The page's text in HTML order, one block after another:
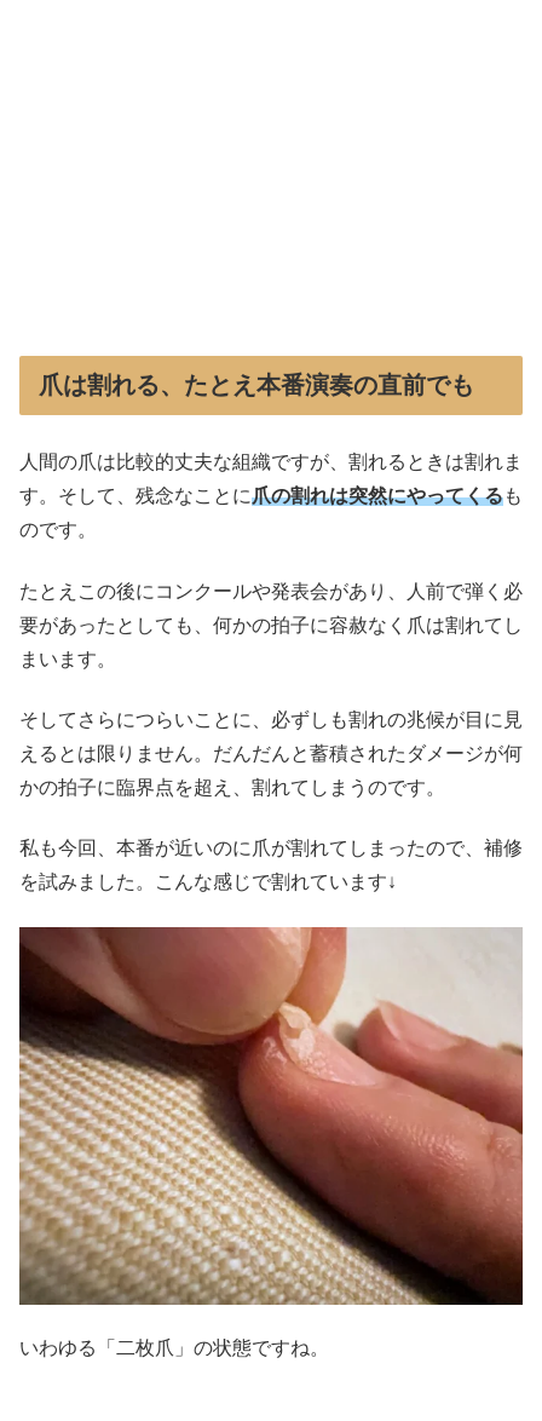
爪は割れる、たとえ本番演奏の直前でも
人間の爪は比較的丈夫な組織ですが、割れるときは割れま
す。そして、残念なことに爪の割れは突然にやってくるも
のです。
たとえこの後にコンクールや発表会があり、人前で弾く必
要があったとしても、何かの拍子に容赦なく爪は割れてし
まいます。
そしてさらにつらいことに、必ずしも割れの兆候が目に見
えるとは限りません。だんだんと蓄積されたダメージが何
かの拍子に臨界点を超え、割れてしまうのです。
私も今回、本番が近いのに爪が割れてしまったので、補修
を試みました。こんな感じで割れています↓
いわゆる「二枚爪」の状態ですね。